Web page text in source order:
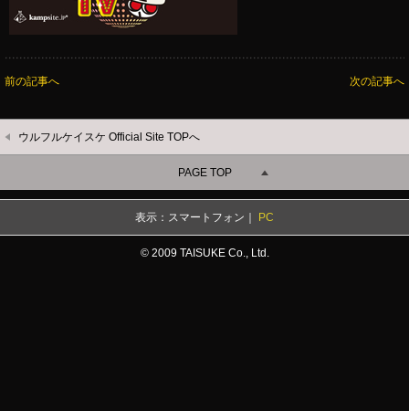
前の記事へ 次の記事へ
ウルフルケイスケ Official Site TOPへ
PAGE TOP
表示：スマートフォン｜ PC
© 2009 TAISUKE Co., Ltd.